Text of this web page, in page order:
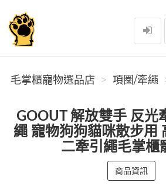
毛掌櫃寵物選品店
毛掌櫃寵物選品店 項圈/牽繩
GOOUT 解放雙手 反光
繩 寵物狗狗貓咪散步用
二牽引繩毛掌櫃
商品資訊